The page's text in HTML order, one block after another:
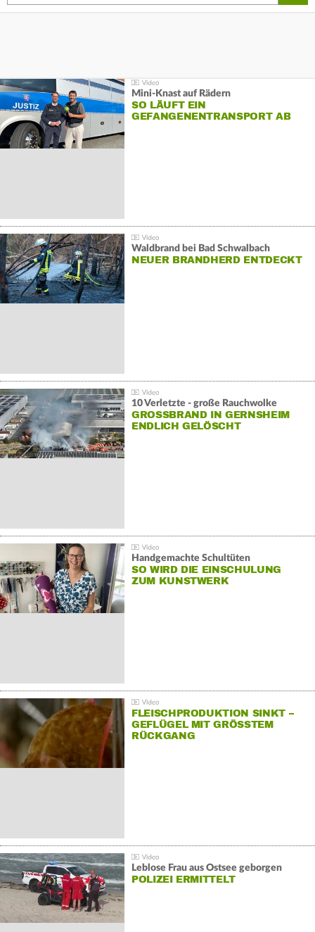
Mini-Knast auf Rädern
SO LÄUFT EIN
GEFANGENENTRANSPORT AB
Waldbrand bei Bad Schwalbach
NEUER BRANDHERD ENTDECKT
10 Verletzte - große Rauchwolke
GROSSBRAND IN GERNSHEIM E
NDLICH GELÖSCHT
Handgemachte Schultüten
SO WIRD DIE EINSCHULUNG
ZUM KUNSTWERK
FLEISCHPRODUKTION SINKT –
GEFLÜGEL MIT GRÖSSTEM R
ÜCKGANG
Leblose Frau aus Ostsee geborgen
POLIZEI ERMITTELT